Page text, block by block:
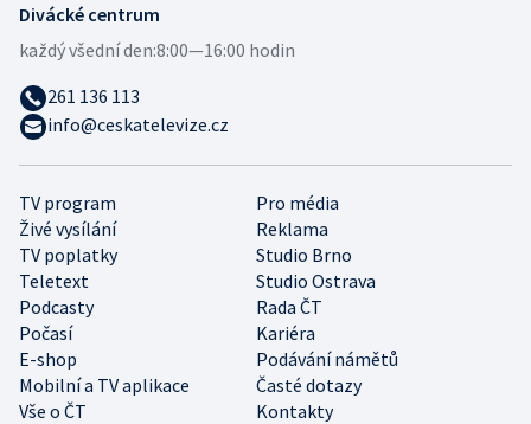
TV program
Pro média
Živé vysílání
Reklama
TV poplatky
Studio Brno
Teletext
Studio Ostrava
Podcasty
Rada ČT
Počasí
Kariéra
E-shop
Podávání námětů
Mobilní a TV aplikace
Časté dotazy
Vše o ČT
Kontakty
Divácké centrum
každý všední den:8:00—16:00 hodin
261 136 113
info@ceskatelevize.cz